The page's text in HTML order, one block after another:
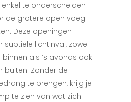
te onderscheiden
de grotere open voeg
Deze openingen
subtiele lichtinval, zowel
als ’s avonds ook
buiten. Zonder de
te brengen, krijg je
te zien van wat zich